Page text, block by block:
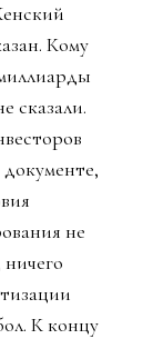
Кому
сказали.
не
К концу